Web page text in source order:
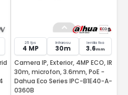
25 fps
4 MP
Infrarosu
30m
lentila fixa
3.6mm
Camera IP, Exterior, 4MP ECO, IR
30m, microfon, 3.6mm, PoE -
Dahua Eco Series IPC-B1E40-A-
0360B